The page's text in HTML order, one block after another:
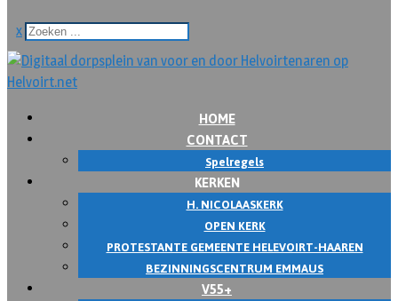
x
HOME
CONTACT
Spelregels
KERKEN
H. NICOLAASKERK
OPEN KERK
PROTESTANTE GEMEENTE HELEVOIRT-HAAREN
BEZINNINGSCENTRUM EMMAUS
V55+